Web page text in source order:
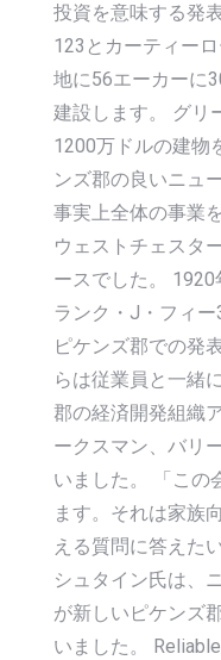
投資を意味する発
123とカーティー
地に56エーカーに
建設します。 グリ
1200万ドルの建物
ンズ郡の良いニュ
事実上全体の事業
ウェストチェスタ
ースでした。
ランク・J・フィ
ピケンズ郡での発
らは従業員と一緒
郡の経済開発組織
ークスマン、バリ
いました。 「この
ます。それは家族
える質問に答えた
シュタイン氏は、
が新しいピケンズ
いました。